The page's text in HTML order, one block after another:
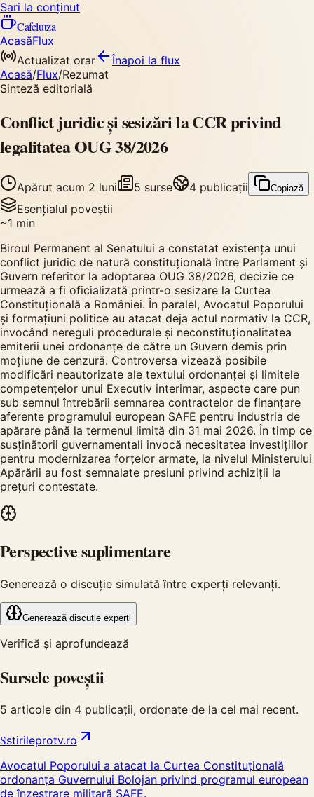
Sari la conținut
Cafelutza
AcasăFlux
Actualizat orar
Înapoi la flux
Acasă/Flux/Rezumat
Sinteză editorială
Conflict juridic și sesizări la CCR privind
legalitatea OUG 38/2026
Apărut acum 2 luni 5 surse 4 publicații Copiază
Esențialul poveștii
~1 min
Biroul Permanent al Senatului a constatat existența unui
conflict juridic de natură constituțională între Parlament și
Guvern referitor la adoptarea OUG 38/2026, decizie ce
urmează a fi oficializată printr-o sesizare la Curtea
Constituțională a României. În paralel, Avocatul Poporului
și formațiuni politice au atacat deja actul normativ la CCR,
invocând nereguli procedurale și neconstituționalitatea
emiterii unei ordonanțe de către un Guvern demis prin
moțiune de cenzură. Controversa vizează posibile
modificări neautorizate ale textului ordonanței și limitele
competențelor unui Executiv interimar, aspecte care pun
sub semnul întrebării semnarea contractelor de finanțare
aferente programului european SAFE pentru industria de
apărare până la termenul limită din 31 mai 2026. În timp ce
susținătorii guvernamentali invocă necesitatea investițiilor
pentru modernizarea forțelor armate, la nivelul Ministerului
Apărării au fost semnalate presiuni privind achiziții la
prețuri contestate.
Perspective suplimentare
Generează o discuție simulată între experți relevanți.
Generează discuție experți
Verifică și aprofundează
Sursele poveștii
5 articole din 4 publicații, ordonate de la cel mai recent.
Sstirileprotv.ro
Avocatul Poporului a atacat la Curtea Constituțională
ordonanța Guvernului Bolojan privind programul european
de înzestrare militară SAFE.